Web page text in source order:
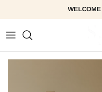
SHOP ALL
Wimpernverlängerung
Wimpern / Lash Academy